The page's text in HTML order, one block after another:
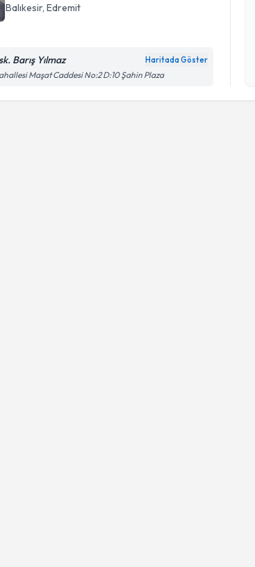
Balıkesir, Edremit
Barış Yılmaz Haritada Göster
Maşat Caddesi No:2 D:10 Şahin Plaza